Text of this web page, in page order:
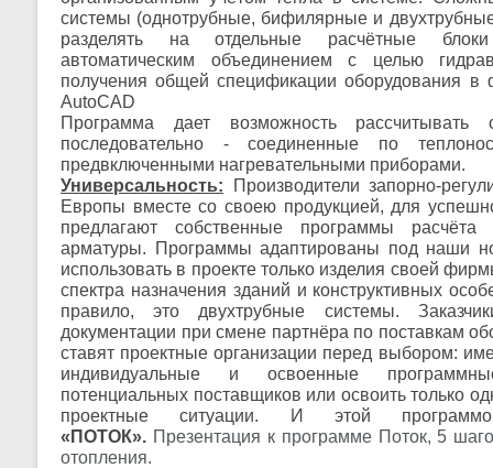
системы (однотрубные, бифилярные и
разделять на отдельные расчётные
автоматическим объединением с целью
получения общей спецификации оборудования
AutoCAD
Программа дает возможность рассчитывать
последовательно - соединенные по
предвключенными нагревательными приборами.
Универсальность: Производители запорно-
Европы вместе со своею продукцией, для
предлагают собственные программы
арматуры. Программы адаптированы под наши
использовать в проекте только изделия своей
спектра назначения зданий и конструктивных
правило, это двухтрубные системы.
документации при смене партнёра по поставкам
ставят проектные организации перед выбором:
индивидуальные и освоенные
потенциальных поставщиков или освоить только
проектные ситуации. И этой
«ПОТОК». Презентация к программе Поток, 5
отопления.